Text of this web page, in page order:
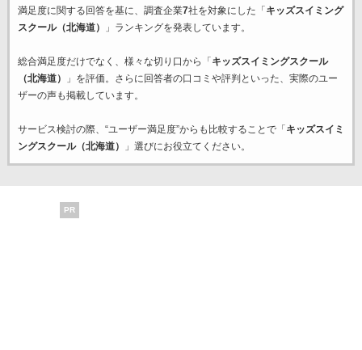
満足度に関する回答を基に、調査企業7社を対象にした「 キッズスイミング
スクール（北海道）
」ランキングを発表しています。
総合満足度だけでなく、様々な切り口から「 キッズスイミングスクール
（北海道）
」を評価。さらに回答者の口コミや評判といった、実際のユー
ザーの声も掲載しています。
サービス検討の際、“ユーザー満足度”からも比較することで「 キッズスイミ
ングスクール（北海道）
」選びにお役立てください。
PR